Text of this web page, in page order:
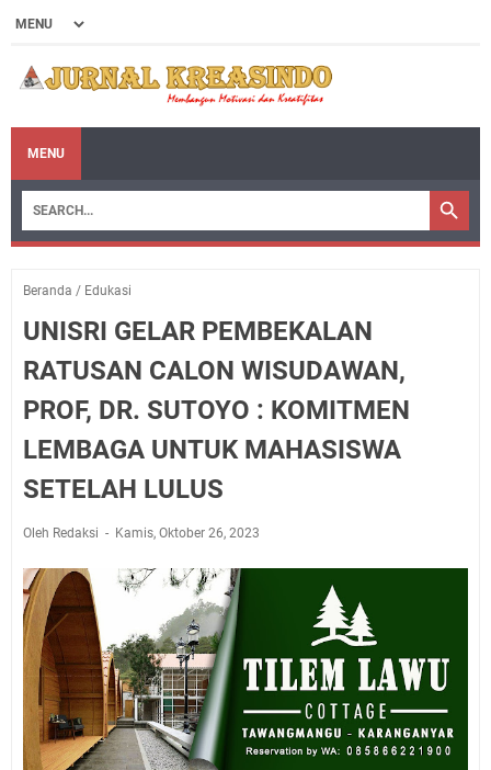
MENU
Beranda / Edukasi
UNISRI GELAR PEMBEKALAN
RATUSAN CALON WISUDAWAN,
PROF, DR. SUTOYO : KOMITMEN
LEMBAGA UNTUK MAHASISWA
SETELAH LULUS
Oleh Redaksi Kamis, Oktober 26, 2023